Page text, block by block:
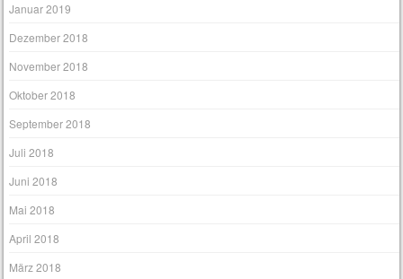
Januar 2019
Dezember 2018
November 2018
Oktober 2018
September 2018
Juli 2018
Juni 2018
Mai 2018
April 2018
März 2018